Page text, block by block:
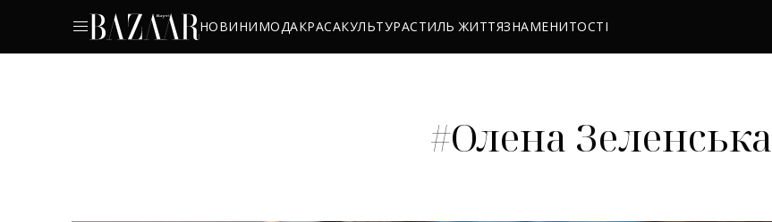
НОВИНИМОДАКРАСАКУЛЬТУРАСТИЛЬ ЖИТТЯЗНАМЕНИТОСТІ
#Олена Зеленська